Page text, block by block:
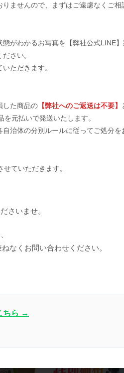
商品管理番
サイズ
ませんので、まずはご遠慮なくご相
がわかるお写真を【弊社公式LINE】
さい。
ただきます。
した商品の 【弊社へのご返送は不要】
元払いで発送いたします。
治体の分別ルールに従ってご処分を
ていただきます。
さいませ。
なくお問い合わせください。
ちら →